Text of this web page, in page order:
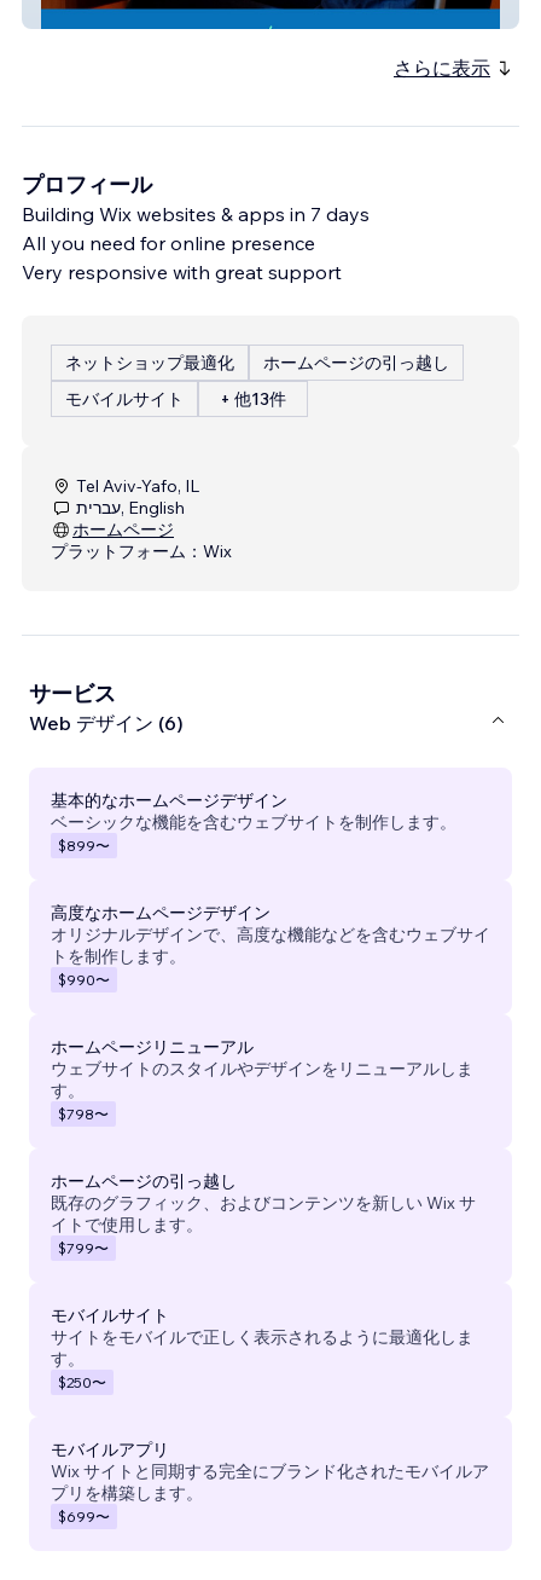
art-bio
さらに表示
プロフィール
Building Wix websites & apps in 7 days
All you need for online presence
Very responsive with great support
ネットショップ最適化
ホームページの引っ越し
モバイルサイト
+ 他13件
Tel Aviv-Yafo, IL
עברית, English
ホームページ
プラットフォーム： Wix
サービス
Web デザイン (6)
基本的なホームページデザイン
ベーシックな機能を含むウェブサイトを制作します。
$899〜
高度なホームページデザイン
オリジナルデザインで、高度な機能などを含むウェブサイ
トを制作します。
$990〜
ホームページリニューアル
ウェブサイトのスタイルやデザインをリニューアルしま
す。
$798〜
ホームページの引っ越し
既存のグラフィック、およびコンテンツを新しい Wix サ
イトで使用します。
$799〜
モバイルサイト
サイトをモバイルで正しく表示されるように最適化しま
す。
$250〜
モバイルアプリ
Wix サイトと同期する完全にブランド化されたモバイルア
プリを構築します。
$699〜